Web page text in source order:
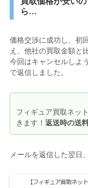
ら…
価格交渉に成功し、初
え、他社の買取金額と
今回はキャンセルしよ
で返信しました。
フィギュア買取ネッ
きます！ 返送時の送
メールを返信した翌日